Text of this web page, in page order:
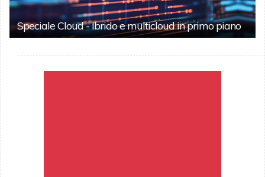
Speciale Cloud - Ibrido e multicloud in primo piano